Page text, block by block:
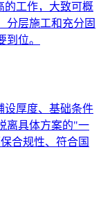
的工作，大致可概
分层施工和充分固
位。
设厚度、基础条件
离具体方案的"一
合规性、符合国